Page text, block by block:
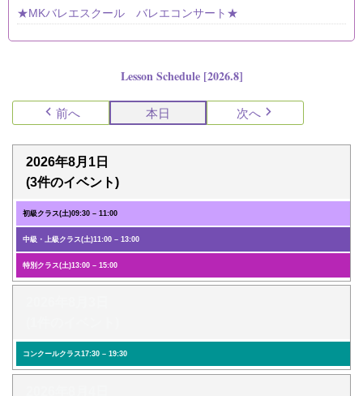
★MKバレエスクール バレエコンサート★
Lesson Schedule [2026.8]
前へ 本日 次へ
2026年8月1日
(3件のイベント)
初級クラス(土)09:30 – 11:00
中級・上級クラス(土)11:00 – 13:00
特別クラス(土)13:00 – 15:00
コンクールクラス17:30 – 19:30